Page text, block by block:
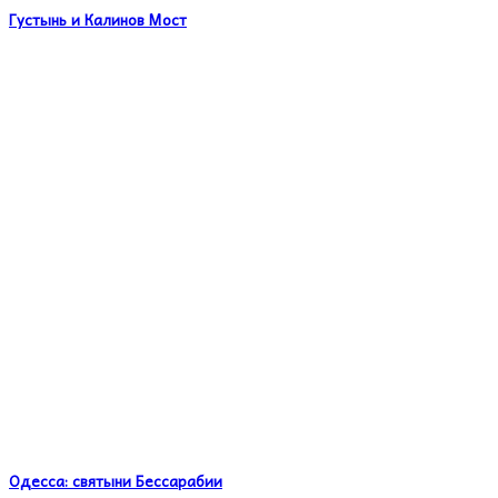
Густынь и Калинов Мост
Одесса: святыни Бессарабии